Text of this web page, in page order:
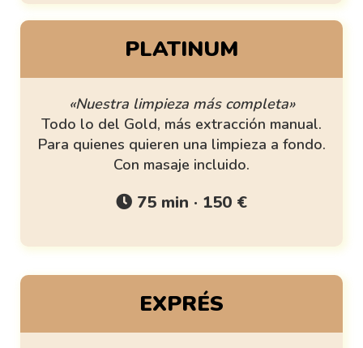
PLATINUM
«Nuestra limpieza más completa»
Todo lo del Gold, más extracción manual.
Para quienes quieren una limpieza a fondo.
Con masaje incluido.
75 min · 150 €
EXPRÉS